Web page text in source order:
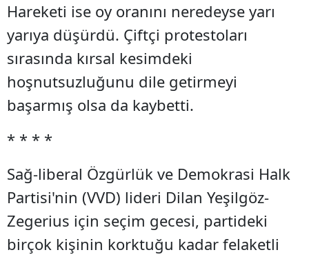
Hareketi ise oy oranını neredeyse yarı
yarıya düşürdü. Çiftçi protestoları
sırasında kırsal kesimdeki
hoşnutsuzluğunu dile getirmeyi
başarmış olsa da kaybetti.
* * * *
Sağ-liberal Özgürlük ve Demokrasi Halk
Partisi'nin (VVD) lideri Dilan Yeşilgöz-
Zegerius için seçim gecesi, partideki
birçok kişinin korktuğu kadar felaketli